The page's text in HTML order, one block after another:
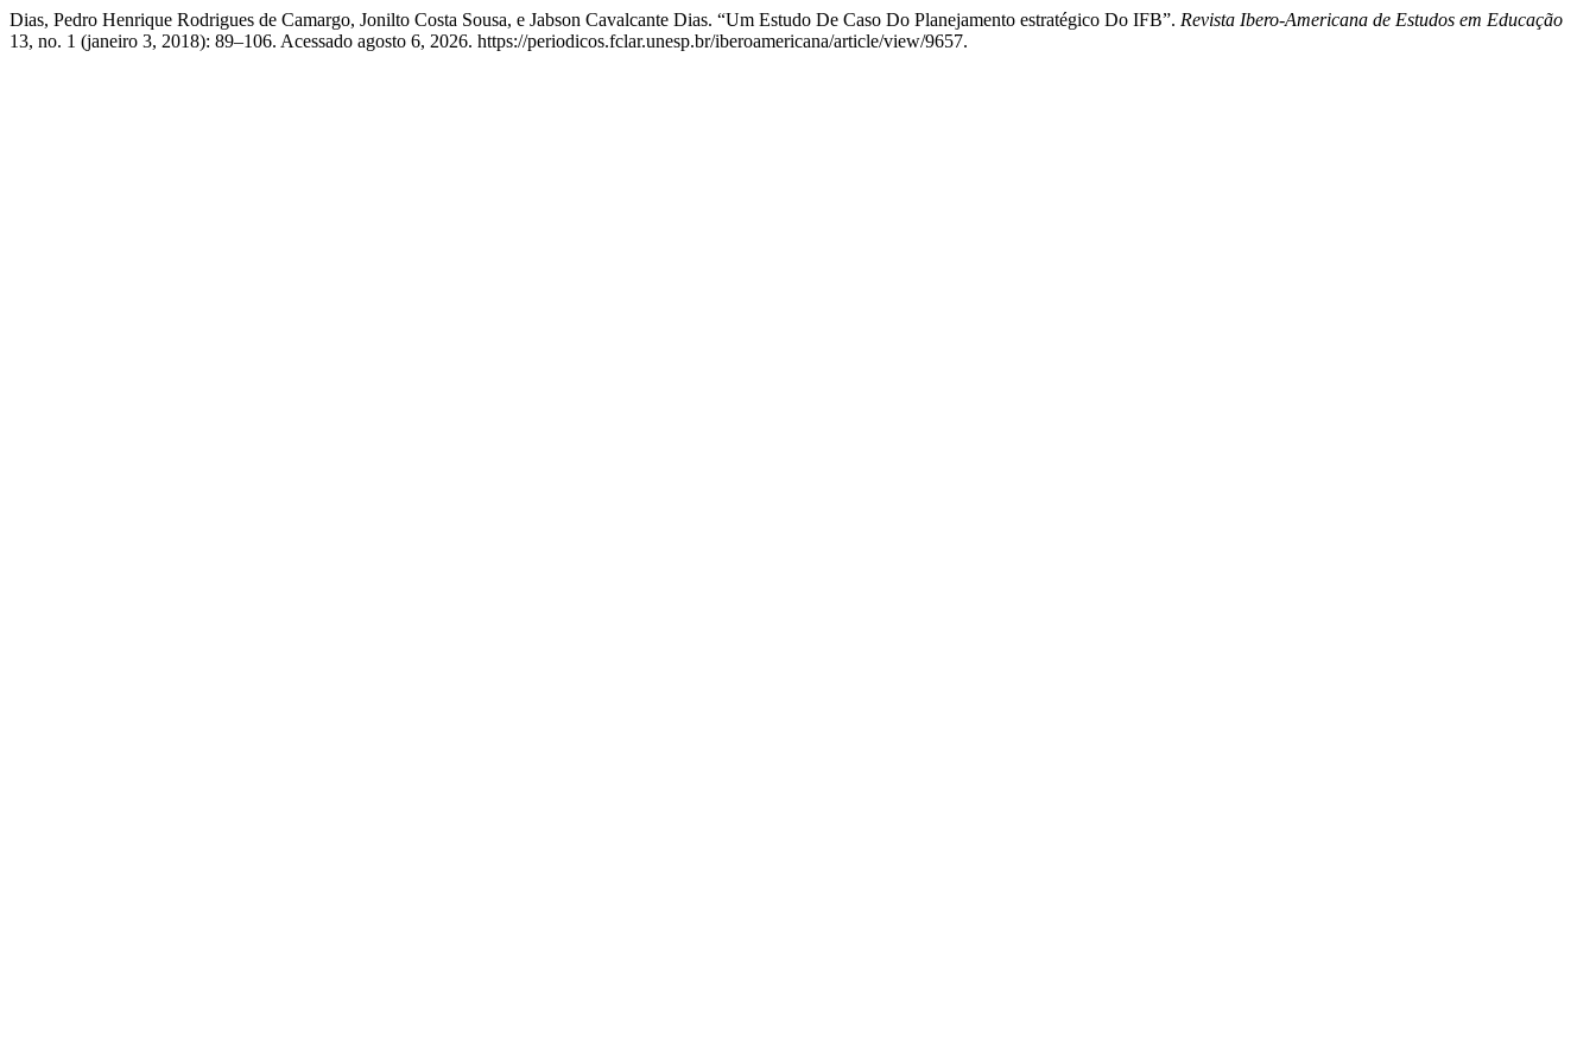
Dias, Pedro Henrique Rodrigues de Camargo, Jonilto Costa Sousa, e Jabson Cavalcante Dias. “Um Estudo De Caso Do Planejamento estratégico Do IFB”. Revista Ibero-Americana de Estudos em Educação
13, no. 1 (janeiro 3, 2018): 89–106. Acessado agosto 6, 2026. https://periodicos.fclar.unesp.br/iberoamericana/article/view/9657.